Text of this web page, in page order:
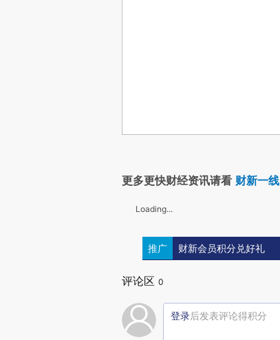
更多更快财经资讯请看 财新一线
Loading...
推广 财新会员积分兑好礼
评论区 0
登录后发表评论得积分